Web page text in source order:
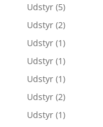
Udstyr (5)
Udstyr (2)
Udstyr (1)
Udstyr (1)
Udstyr (1)
Udstyr (2)
Udstyr (1)